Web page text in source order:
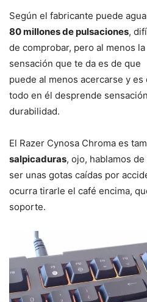
Según el fabricante puede
80 millones de pulsaciones,
de comprobar, pero al menos la
sensación que te da es de que
puede al menos acercarse y es
todo en él desprende
durabilidad.
El Razer Cynosa Chroma es
salpicaduras, ojo, hablamos
ser unas gotas caídas por
ocurra tirarle el café encima,
soporte.